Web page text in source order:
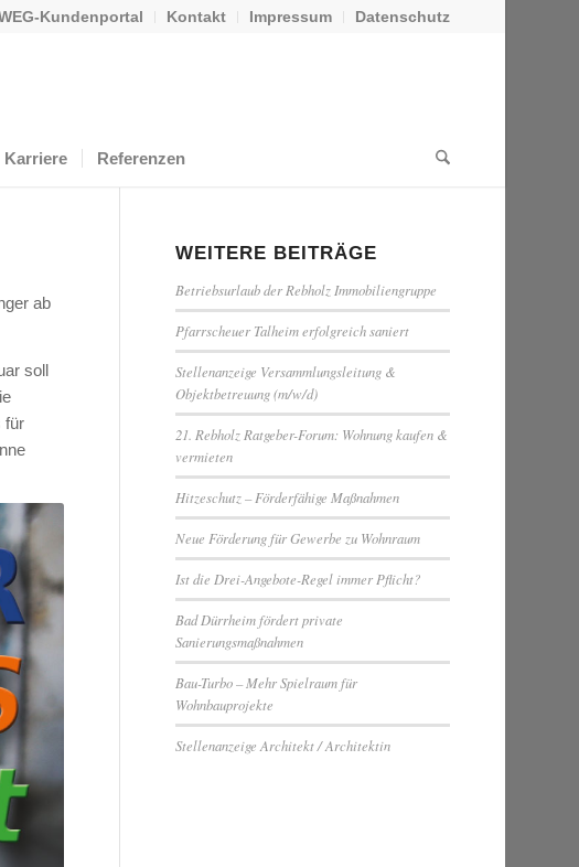
Kundenportal Kontakt Impressum Datenschutz
Karriere Referenzen
ab
soll
für
WEITERE BEITRÄGE
Betriebsurlaub der Rebholz Immobiliengruppe
Pfarrscheuer Talheim erfolgreich saniert
Stellenanzeige Versammlungsleitung &
Objektbetreuung (m/w/d)
21. Rebholz Ratgeber-Forum: Wohnung kaufen &
vermieten
Hitzeschutz – Förderfähige Maßnahmen
Neue Förderung für Gewerbe zu Wohnraum
Ist die Drei-Angebote-Regel immer Pflicht?
Bad Dürrheim fördert private
Sanierungsmaßnahmen
Bau-Turbo – Mehr Spielraum für
Wohnbauprojekte
Stellenanzeige Architekt / Architektin